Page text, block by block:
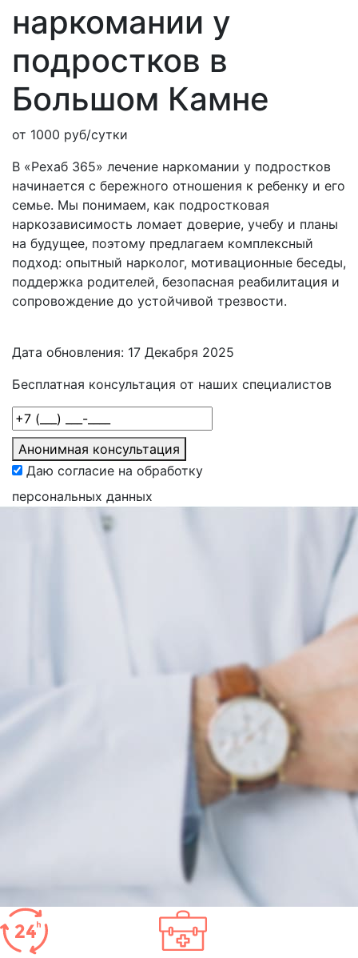
наркомании у
подростков в
Большом Камне
от 1000 руб/сутки
В «Рехаб 365» лечение наркомании у подростков
начинается с бережного отношения к ребенку и его
семье. Мы понимаем, как подростковая
наркозависимость ломает доверие, учебу и планы
на будущее, поэтому предлагаем комплексный
подход: опытный нарколог, мотивационные беседы,
поддержка родителей, безопасная реабилитация и
сопровождение до устойчивой трезвости.
Дата обновления: 17 Декабря 2025
Бесплатная консультация от наших специалистов
Анонимная консультация
Даю согласие на обработку
персональных данных